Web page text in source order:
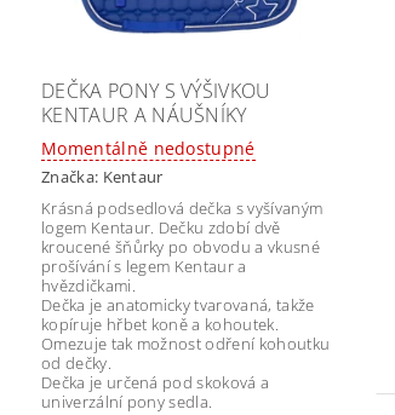
DEČKA PONY S VÝŠIVKOU
KENTAUR A NÁUŠNÍKY
Momentálně nedostupné
Značka: Kentaur
Krásná podsedlová dečka s vyšívaným
logem Kentaur. Dečku zdobí dvě
kroucené šňůrky po obvodu a vkusné
prošívání s legem Kentaur a
hvězdičkami.
Dečka je anatomicky tvarovaná, takže
kopíruje hřbet koně a kohoutek.
Omezuje tak možnost odření kohoutku
od dečky.
Dečka je určená pod skoková a
univerzální pony sedla.